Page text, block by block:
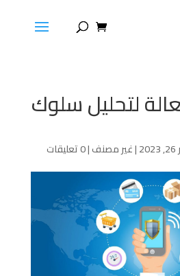
لتحليل سلوك
|غير مصنف|0 تعليقات